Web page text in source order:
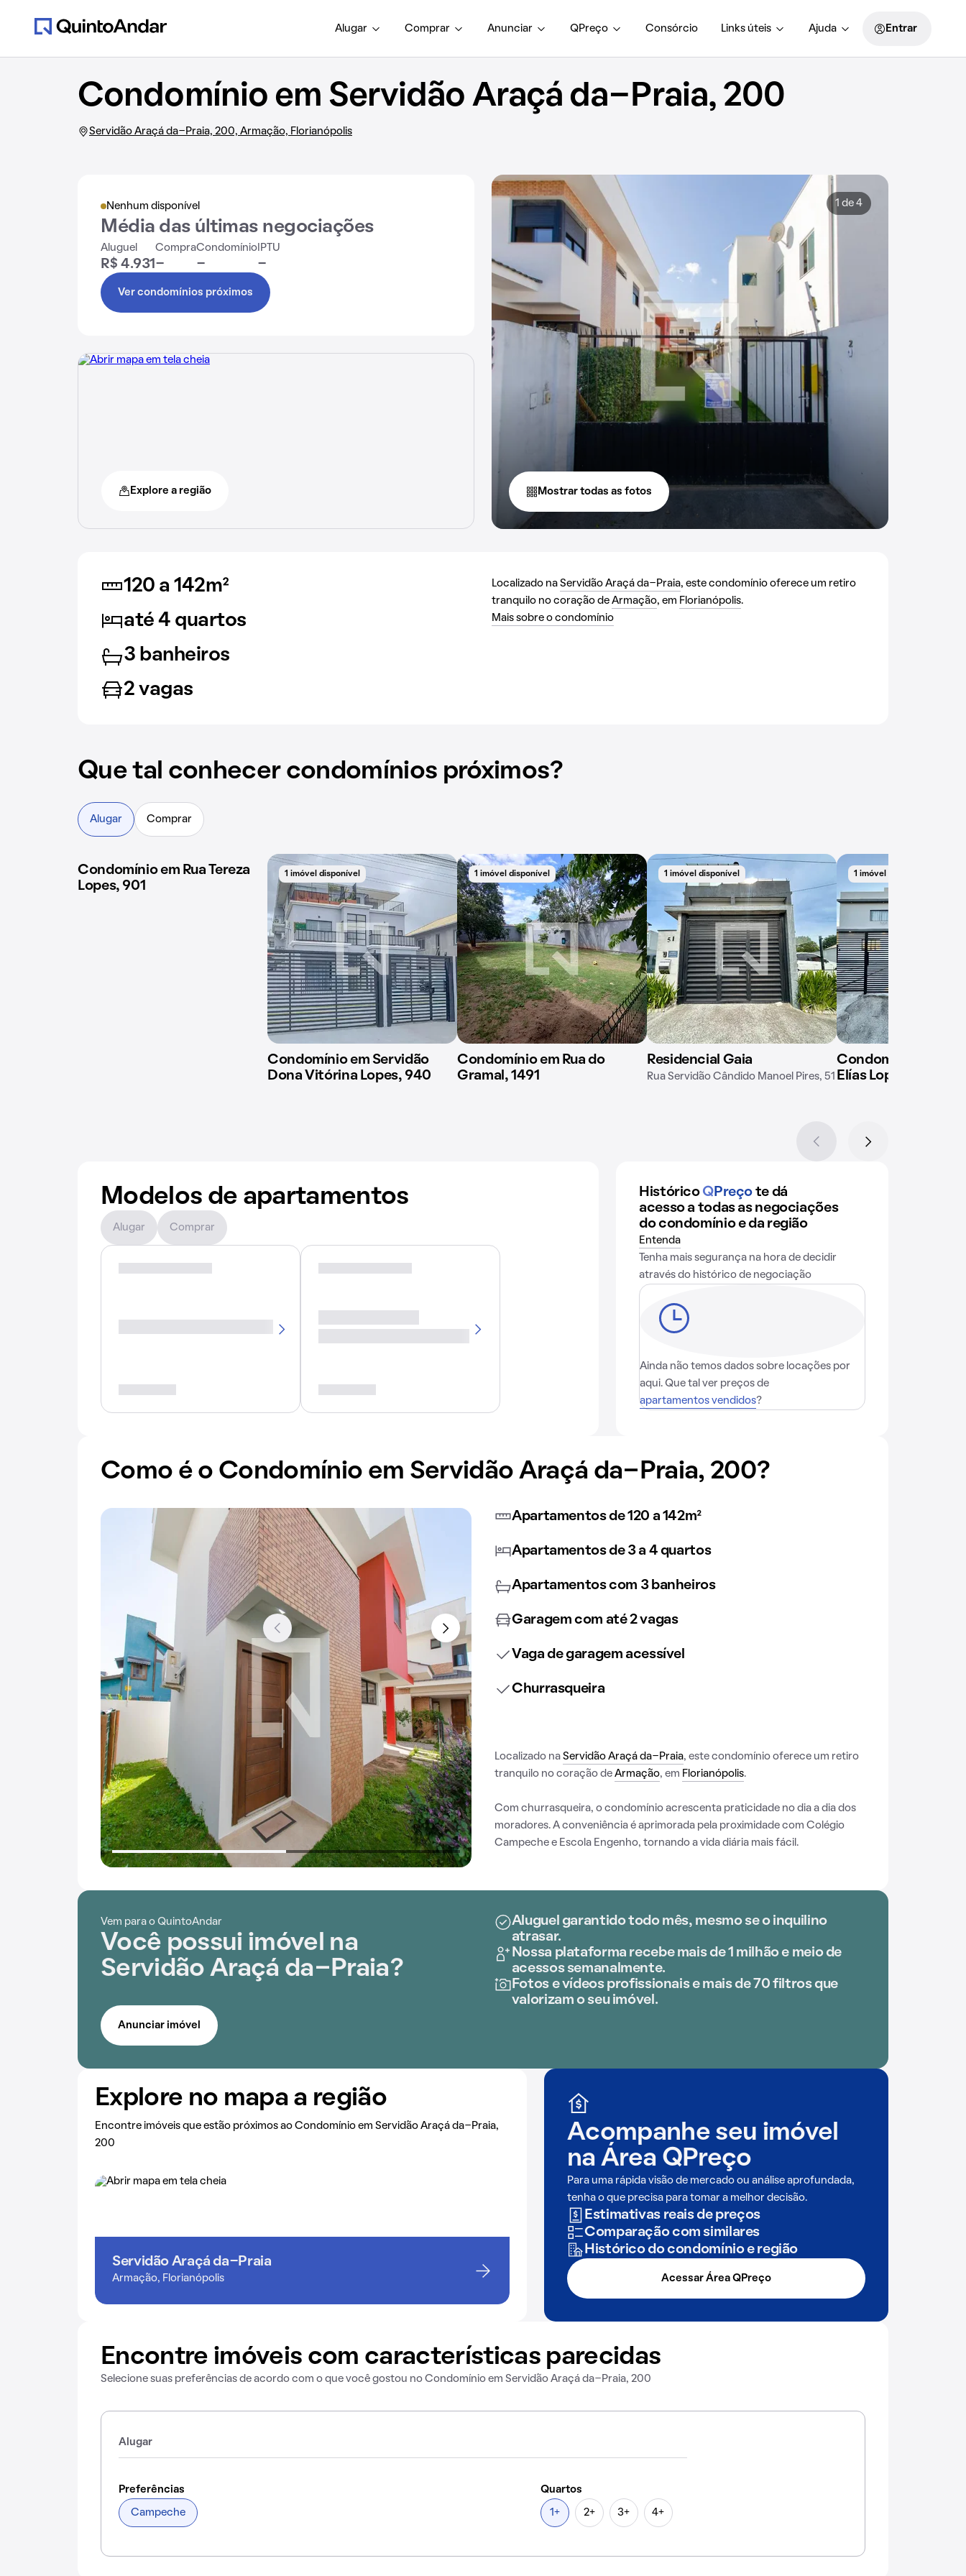
Alugar Comprar Anunciar QPreço Consórcio Links úteis Ajuda Entrar
Condomínio em Servidão Araçá da-Praia, 200
Servidão Araçá da-Praia, 200, Armação, Florianópolis
Nenhum disponível
Média das últimas negociações
Aluguel
R$ 4.931
Compra
-
Condomínio
-
IPTU
-
Ver condomínios próximos
Explore a região
1 de 4
Mostrar todas as fotos
120 a 142m²
até 4 quartos
3 banheiros
2 vagas
Localizado na Servidão Araçá da-Praia, este condomínio oferece um retiro
tranquilo no coração de Armação, em Florianópolis.
Mais sobre o condomínio
Que tal conhecer condomínios próximos?
Alugar Comprar
1 imóvel disponível
Condomínio em Rua Tereza
Lopes, 901
1 imóvel disponível
Condomínio em Servidão
Dona Vitórina Lopes, 940
1 imóvel disponível
Condomínio em Rua do
Gramal, 1491
1 imóvel disponível
Residencial Gaia
Rua Servidão Cândido Manoel Pires, 51
1 imóvel disponível
Condomínio em
Elías Lopes, 621
Modelos de apartamentos
Alugar Comprar
Histórico QPreço te dá
acesso a todas as negociações
do condomínio e da região
Entenda
Tenha mais segurança na hora de decidir
através do histórico de negociação
Ainda não temos dados sobre locações por
aqui. Que tal ver preços de
apartamentos vendidos?
Como é o Condomínio em Servidão Araçá da-Praia, 200?
Apartamentos de 120 a 142m²
Apartamentos de 3 a 4 quartos
Apartamentos com 3 banheiros
Garagem com até 2 vagas
Vaga de garagem acessível
Churrasqueira
Localizado na Servidão Araçá da-Praia, este condomínio oferece um retiro
tranquilo no coração de Armação, em Florianópolis.
Com churrasqueira, o condomínio acrescenta praticidade no dia a dia dos
moradores. A conveniência é aprimorada pela proximidade com Colégio
Campeche e Escola Engenho, tornando a vida diária mais fácil.
Vem para o QuintoAndar
Você possui imóvel na
Servidão Araçá da-Praia?
Aluguel garantido todo mês, mesmo se o inquilino
atrasar.
Nossa plataforma recebe mais de 1 milhão e meio de
acessos semanalmente.
Fotos e vídeos profissionais e mais de 70 filtros que
valorizam o seu imóvel.
Anunciar imóvel
Explore no mapa a região
Encontre imóveis que estão próximos ao Condomínio em Servidão Araçá da-Praia,
200
Servidão Araçá da-Praia
Armação, Florianópolis
Acompanhe seu imóvel
naÁrea QPreço
Para uma rápida visão de mercado ou análise aprofundada,
tenha o que precisa para tomar a melhor decisão.
Estimativas reais de preços
Comparação com similares
Histórico do condomínio e região
Acessar Área QPreço
Encontre imóveis com características parecidas
Selecione suas preferências de acordo com o que você gostou no Condomínio em Servidão Araçá da-Praia, 200
Alugar
Preferências
Campeche
Quartos
1+ 2+ 3+ 4+